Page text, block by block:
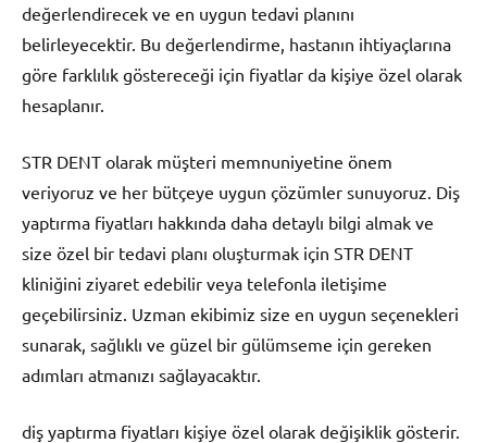
değerlendirecek ve en uygun tedavi planını
belirleyecektir. Bu değerlendirme, hastanın ihtiyaçlarına
göre farklılık göstereceği için fiyatlar da kişiye özel olarak
hesaplanır.
STR DENT olarak müşteri memnuniyetine önem
veriyoruz ve her bütçeye uygun çözümler sunuyoruz. Diş
yaptırma fiyatları hakkında daha detaylı bilgi almak ve
size özel bir tedavi planı oluşturmak için STR DENT
kliniğini ziyaret edebilir veya telefonla iletişime
geçebilirsiniz. Uzman ekibimiz size en uygun seçenekleri
sunarak, sağlıklı ve güzel bir gülümseme için gereken
adımları atmanızı sağlayacaktır.
diş yaptırma fiyatları kişiye özel olarak değişiklik gösterir.